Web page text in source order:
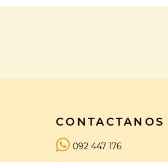
CONTACTANOS
092 447 176